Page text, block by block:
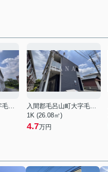
入間郡毛呂山町大字毛呂本郷
入間郡毛呂山町大字毛呂本郷
1K (26.08㎡)
4.7万円